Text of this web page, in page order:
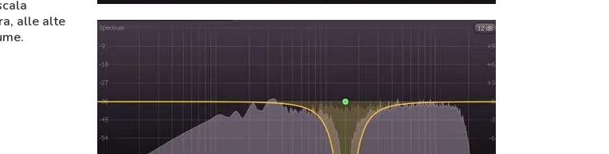
alle alte